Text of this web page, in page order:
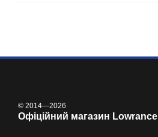
© 2014—2026
Офіційний магазин Lowrance